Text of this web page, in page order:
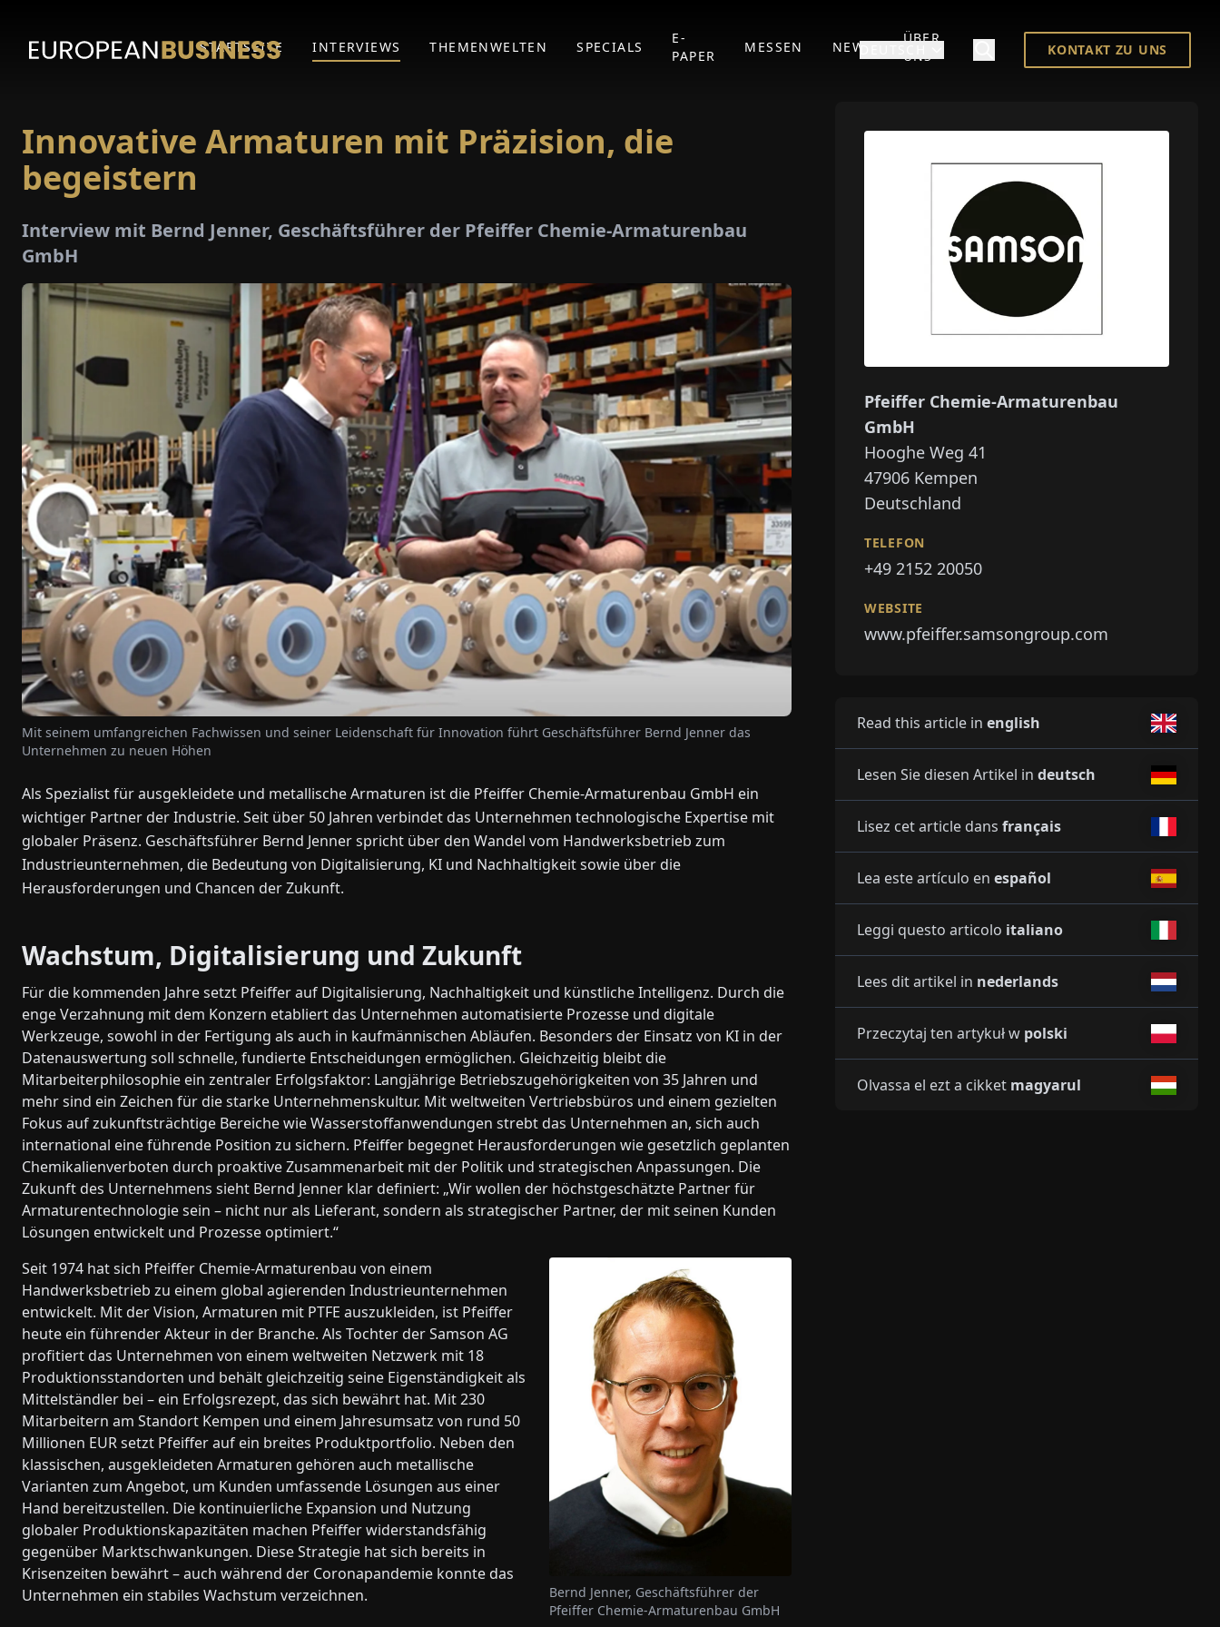
STARTSEITE INTERVIEWS THEMENWELTEN SPECIALS
E-
PAPER
MESSEN NEWS
ÜBER
UNS
KONTAKT ZU UNS
Innovative Armaturen mit Präzision, die
begeistern
Interview mit Bernd Jenner, Geschäftsführer der Pfeiffer Chemie-Armaturenbau
GmbH
Mit seinem umfangreichen Fachwissen und seiner Leidenschaft für Innovation führt Geschäftsführer Bernd Jenner das
Unternehmen zu neuen Höhen
Als Spezialist für ausgekleidete und metallische Armaturen ist die Pfeiffer Chemie-Armaturenbau GmbH ein
wichtiger Partner der Industrie. Seit über 50 Jahren verbindet das Unternehmen technologische Expertise mit
globaler Präsenz. Geschäftsführer Bernd Jenner spricht über den Wandel vom Handwerksbetrieb zum
Industrieunternehmen, die Bedeutung von Digitalisierung, KI und Nachhaltigkeit sowie über die
Herausforderungen und Chancen der Zukunft.
Wachstum, Digitalisierung und Zukunft
Für die kommenden Jahre setzt Pfeiffer auf Digitalisierung, Nachhaltigkeit und künstliche Intelligenz. Durch die
enge Verzahnung mit dem Konzern etabliert das Unternehmen automatisierte Prozesse und digitale
Werkzeuge, sowohl in der Fertigung als auch in kaufmännischen Abläufen. Besonders der Einsatz von KI in der
Datenauswertung soll schnelle, fundierte Entscheidungen ermöglichen. Gleichzeitig bleibt die
Mitarbeiterphilosophie ein zentraler Erfolgsfaktor: Langjährige Betriebszugehörigkeiten von 35 Jahren und
mehr sind ein Zeichen für die starke Unternehmenskultur. Mit weltweiten Vertriebsbüros und einem gezielten
Fokus auf zukunftsträchtige Bereiche wie Wasserstoffanwendungen strebt das Unternehmen an, sich auch
international eine führende Position zu sichern. Pfeiffer begegnet Herausforderungen wie gesetzlich geplanten
Chemikalienverboten durch proaktive Zusammenarbeit mit der Politik und strategischen Anpassungen. Die
Zukunft des Unternehmens sieht Bernd Jenner klar definiert: „Wir wollen der höchstgeschätzte Partner für
Armaturentechnologie sein – nicht nur als Lieferant, sondern als strategischer Partner, der mit seinen Kunden
Lösungen entwickelt und Prozesse optimiert.“
Seit 1974 hat sich Pfeiffer Chemie-Armaturenbau von einem
Handwerksbetrieb zu einem global agierenden Industrieunternehmen
entwickelt. Mit der Vision, Armaturen mit PTFE auszukleiden, ist Pfeiffer
heute ein führender Akteur in der Branche. Als Tochter der Samson AG
profitiert das Unternehmen von einem weltweiten Netzwerk mit 18
Produktionsstandorten und behält gleichzeitig seine Eigenständigkeit als
Mittelständler bei – ein Erfolgsrezept, das sich bewährt hat. Mit 230
Mitarbeitern am Standort Kempen und einem Jahresumsatz von rund 50
Millionen EUR setzt Pfeiffer auf ein breites Produktportfolio. Neben den
klassischen, ausgekleideten Armaturen gehören auch metallische
Varianten zum Angebot, um Kunden umfassende Lösungen aus einer
Hand bereitzustellen. Die kontinuierliche Expansion und Nutzung
globaler Produktionskapazitäten machen Pfeiffer widerstandsfähig
gegenüber Marktschwankungen. Diese Strategie hat sich bereits in
Krisenzeiten bewährt – auch während der Coronapandemie konnte das
Unternehmen ein stabiles Wachstum verzeichnen.
Bernd Jenner, Geschäftsführer der
Pfeiffer Chemie-Armaturenbau GmbH
Pfeiffer Chemie-Armaturenbau
GmbH
Hooghe Weg 41
47906 Kempen
Deutschland
TELEFON
+49 2152 20050
WEBSITE
www.pfeiffer.samsongroup.com
Read this article in english
Lesen Sie diesen Artikel in deutsch
Lisez cet article dans français
Lea este artículo en español
Leggi questo articolo italiano
Lees dit artikel in nederlands
Przeczytaj ten artykuł w polski
Olvassa el ezt a cikket magyarul